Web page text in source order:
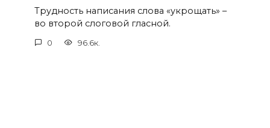
Трудность написания слова «укрощать» –
во второй слоговой гласной.
0 96.6к.